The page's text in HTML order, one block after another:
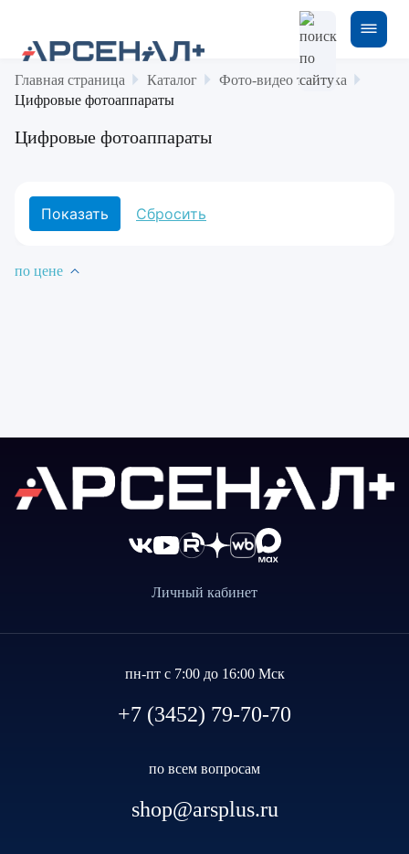
Главная страница Каталог
Фото-видео техника
Цифровые фотоаппараты
Цифровые фотоаппараты
по цене
Личный кабинет
пн-пт с 7:00 до 16:00 Мск
+7 (3452) 79-70-70
по всем вопросам
shop@arsplus.ru